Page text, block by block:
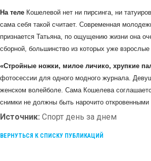
На теле Кошелевой нет ни пирсинга, ни
сама себя такой считает. Современная
признается Татьяна, по ощущению жизни она
сборной, большинство из которых уже
«Стройные ножки, милое личико, хрупкие
фотосессии для одного модного журнала.
женском волейболе. Сама Кошелева
снимки не должны быть нарочито
Источник: Спорт день за днем
ВЕРНУТЬСЯ К СПИСКУ ПУБЛИКАЦИЙ